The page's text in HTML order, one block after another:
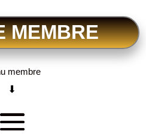
MEMBRE
membre
⬇